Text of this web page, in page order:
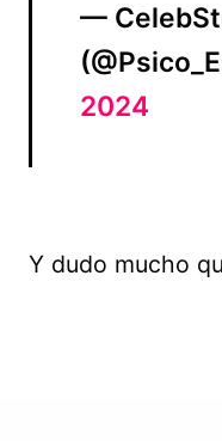
—
2024
Y dudo mucho